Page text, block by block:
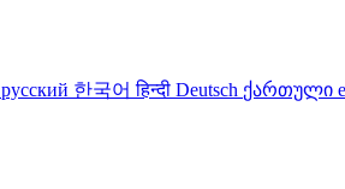
русский 한국어हिन्दी Deutsch ქართული